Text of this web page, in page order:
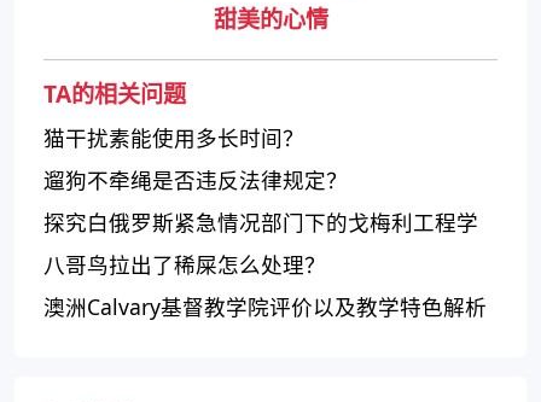
甜美的心情
TA的相关问题
猫干扰素能使用多长时间？
遛狗不牵绳是否违反法律规定？
探究白俄罗斯紧急情况部门下的戈梅利工程学
院
八哥鸟拉出了稀屎怎么处理？
澳洲Calvary基督教学院评价以及教学特色解析